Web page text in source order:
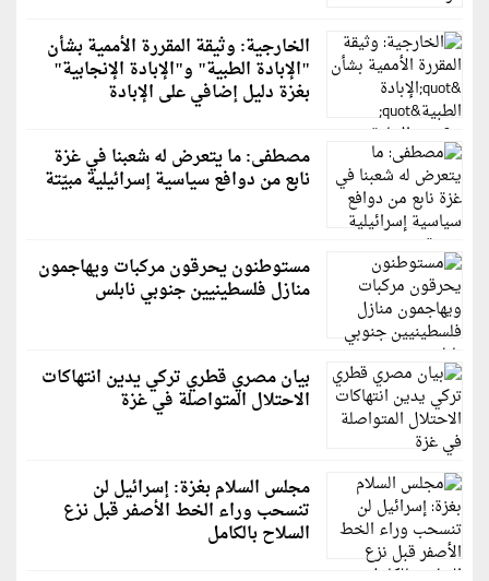
الخارجية: وثيقة المقررة الأممية بشأن
"الإبادة الطبية" و"الإبادة الإنجابية"
بغزة دليل إضافي على الإبادة
مصطفى: ما يتعرض له شعبنا في غزة
نابع من دوافع سياسية إسرائيلية مبيّتة
مستوطنون يحرقون مركبات ويهاجمون
منازل فلسطينيين جنوبي نابلس
بيان مصري قطري تركي يدين انتهاكات
الاحتلال المتواصلة في غزة
مجلس السلام بغزة: إسرائيل لن
تنسحب وراء الخط الأصفر قبل نزع
السلاح بالكامل